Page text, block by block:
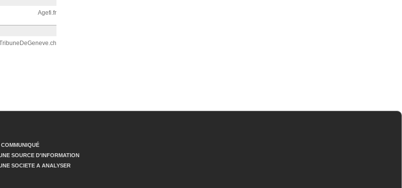
Agefi.fr
SOURCE D'INFORMATION
SOCIETE A ANALYSER